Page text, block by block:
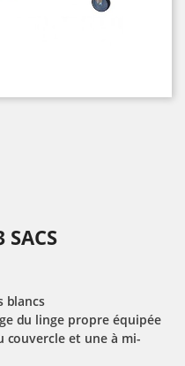
SACS
blancs
du linge propre équipée
couvercle et une à mi-